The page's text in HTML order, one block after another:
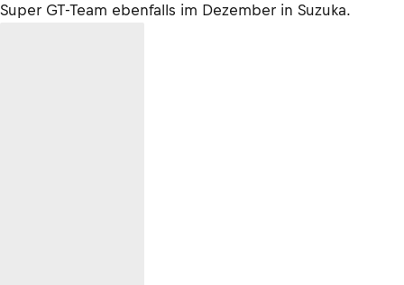
Super GT-Team ebenfalls im Dezember in Suzuka.